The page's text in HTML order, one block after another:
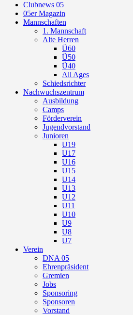
Clubnews 05
05er Magazin
Mannschaften
1. Mannschaft
Alte Herren
Ü60
Ü50
Ü40
All Ages
Schiedsrichter
Nachwuchszentrum
Ausbildung
Camps
Förderverein
Jugendvorstand
Junioren
U19
U17
U16
U15
U14
U13
U12
U11
U10
U9
U8
U7
Verein
DNA 05
Ehrenpräsident
Gremien
Jobs
Sponsoring
Sponsoren
Vorstand